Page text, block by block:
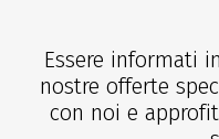
Essere informati
nostre offerte
con noi e